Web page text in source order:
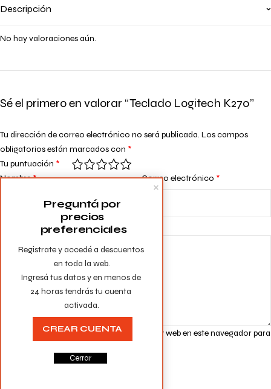
Descripción
No hay valoraciones aún.
Sé el primero en valorar “Teclado Logitech K270”
Tu dirección de correo electrónico no será publicada. Los campos
obligatorios están marcados con *
Tu puntuación *
Nombre* Correo electrónico *
Guarda mi nombre, correo electrónico y web en este navegador para
Registrate y accedé a descuentos
en toda la web.
Ingresá tus datos y en menos de
24 horas tendrás tu cuenta
activada.
Preguntá por
precios
preferenciales
CREAR CUENTA
Cerrar